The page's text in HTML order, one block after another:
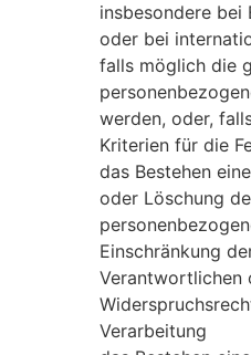
insbesondere bei
oder bei
falls möglich die
werden, oder,
Kriterien für die
das Bestehen
oder Löschung
Einschränkung
Verantwortlichen
Verarbeitung